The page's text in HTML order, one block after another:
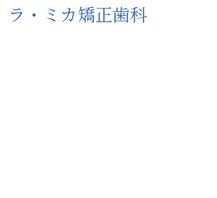
ラ・ミカ矯正歯科